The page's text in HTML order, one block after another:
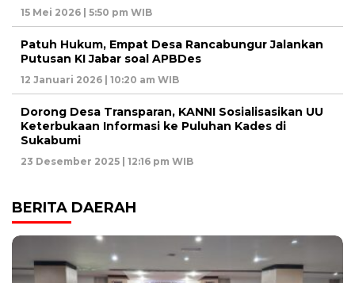
15 Mei 2026 | 5:50 pm WIB
Patuh Hukum, Empat Desa Rancabungur Jalankan
Putusan KI Jabar soal APBDes
12 Januari 2026 | 10:20 am WIB
Dorong Desa Transparan, KANNI Sosialisasikan UU
Keterbukaan Informasi ke Puluhan Kades di
Sukabumi
23 Desember 2025 | 12:16 pm WIB
BERITA DAERAH